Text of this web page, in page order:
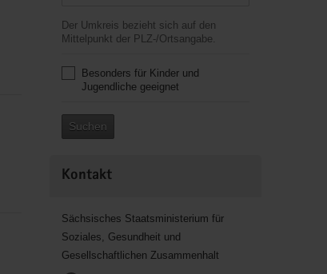
Der Umkreis bezieht sich auf den
Mittelpunkt der PLZ-/Ortsangabe.
Besonders für Kinder und
Jugendliche geeignet
Suchen
Kontakt
Sächsisches Staatsministerium für
Soziales, Gesundheit und
Gesellschaftlichen Zusammenhalt